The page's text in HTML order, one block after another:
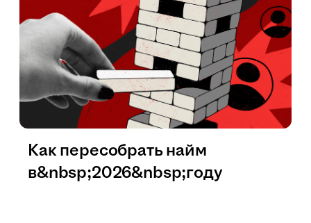
Как пересобрать найм
в&nbsp;2026&nbsp;году